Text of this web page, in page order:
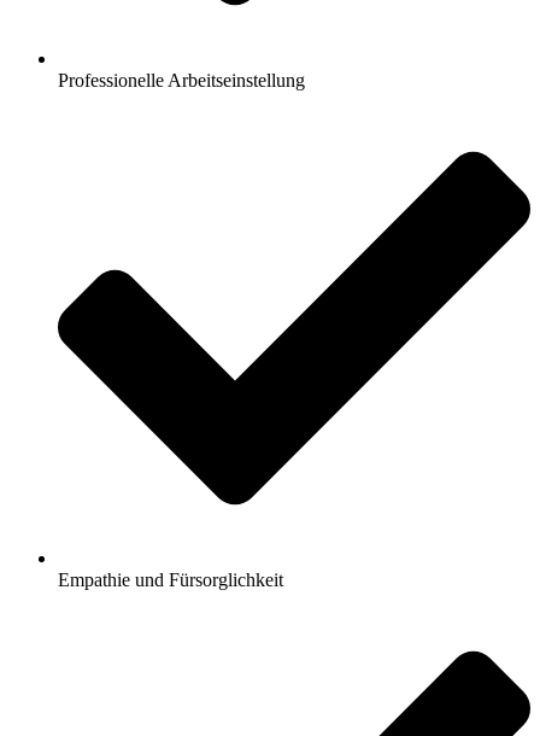
Professionelle Arbeitseinstellung
Empathie und Fürsorglichkeit